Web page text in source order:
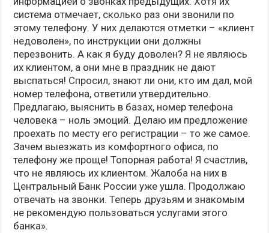
система отмечает, сколько раз они звонили по
этому телефону. У них делаются отметки – «клиент
недоволен», по инструкции они должны
перезвонить. А как я буду доволен? Я не являюсь
их клиентом, а они мне в праздник не дают
выспаться! Спросил, знают ли они, кто им дал, мой
номер телефона, ответили утвердительно.
Предлагаю, выяснить в базах, номер телефона
человека – ноль эмоций. Делаю им предложение
проехать по месту его регистрации – то же самое.
Зачем выезжать из комфортного офиса, по
телефону же проще! Топорная работа! Я счастлив,
что не являюсь их клиентом. Жалоба на них в
Центральный Банк России уже ушла. Продолжаю
отвечать на звонки. Теперь друзьям и знакомым
не рекомендую пользоваться услугами этого
банка».